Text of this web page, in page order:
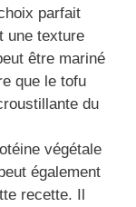
parfait
une texture
être mariné
que le tofu
du
végétale
également
recette. Il